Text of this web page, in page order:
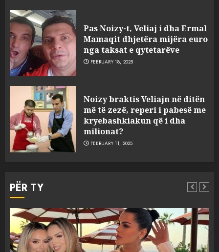
Pas Noizy-t, Veliaj i dha Ermal
Mamaqit dhjetëra mijëra euro
nga taksat e qytetarëve
FEBRUARY 18, 2025
Noizy braktis Veliajn në ditën
më të zezë, reperi i pabesë me
kryebashkiakun që i dha
milionat?
FEBRUARY 11, 2025
PËR TY
Aktualitet Slider
3
sulmuan “One Albania”,
ngjarja u fsheh. A u vodhën
serverat?
MARCH 25, 2025
4 MARCH 25, 2025
“Ai që drejtonte makinën më